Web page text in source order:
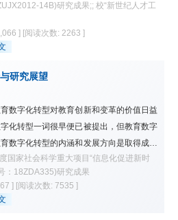
法、辛普森的动作技能目标分类法和克拉
深度学习多维评价体系,以非结构化的深
能力和高水平动作技能等的形成为深度学
度学习者可达成的预期目标。
14B)研究成果;; 校“新世纪人才工
] [阅读次数: 2263 ]
研究展望
数字化转型对教育创新和变革的价值日益
化转型一词很早便已被提出，但教育数字
数字化转型的内涵和发展方向是取得成功
数字化和信息化作为两种不同的系统转型
数字化转型之“数字化”内涵；从创变的本
”内涵；并在此基础上阐述了“教育数字化
国家社会科学重大项目“信息化促进新时
：18ZDA335)研究成果
] [阅读次数: 7535 ]